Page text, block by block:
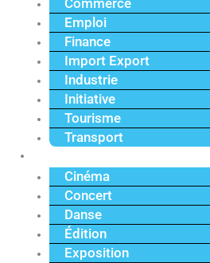
Commerce
Emploi
Finance
Import Export
Industrie
Initiative
Tourisme
Transport
Cinéma
Concert
Danse
Édition
Exposition